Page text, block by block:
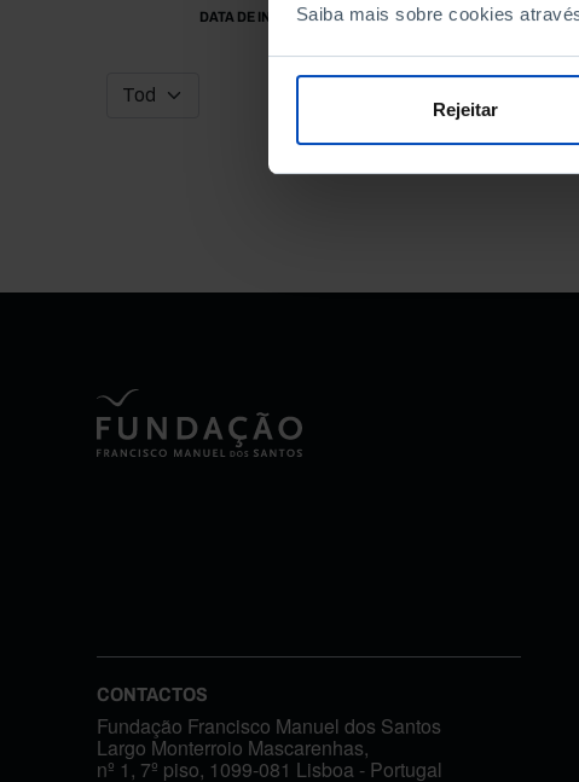
Saiba mais sobre cookies
Rejeitar
DATA DE INÍCIO
CONTACTOS
Fundação Francisco Manuel dos Santos
Largo Monterroio Mascarenhas,
nº 1, 7º piso, 1099-081 Lisboa - Portugal